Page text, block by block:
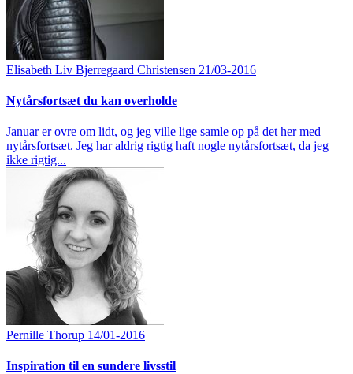
Elisabeth Liv Bjerregaard Christensen 21/03-2016
Nytårsfortsæt du kan overholde
Januar er ovre om lidt, og jeg ville lige samle op på det her med
nytårsfortsæt. Jeg har aldrig rigtig haft nogle nytårsfortsæt, da jeg
ikke rigtig...
Pernille Thorup 14/01-2016
Inspiration til en sundere livsstil